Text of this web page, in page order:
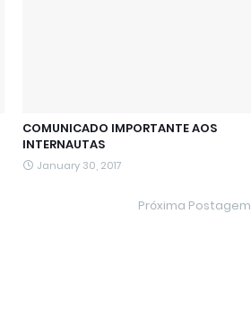
COMUNICADO IMPORTANTE AOS
INTERNAUTAS
January 30, 2017
Próxima Postagem